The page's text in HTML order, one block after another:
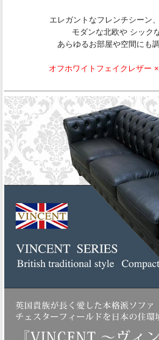
エレガントなフレンチシーン
モダンな北欧や シック
あらゆるお部屋や空間にも
オフホワイトフェイクレザー